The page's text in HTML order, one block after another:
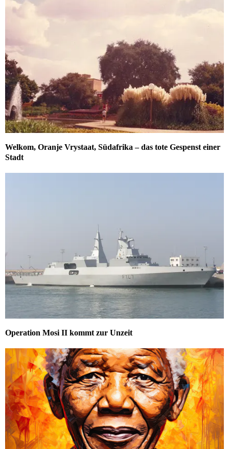
Welkom, Oranje Vrystaat, Südafrika – das tote Gespenst einer
Stadt
Operation Mosi II kommt zur Unzeit